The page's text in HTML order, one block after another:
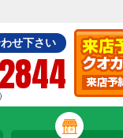
せ下さい